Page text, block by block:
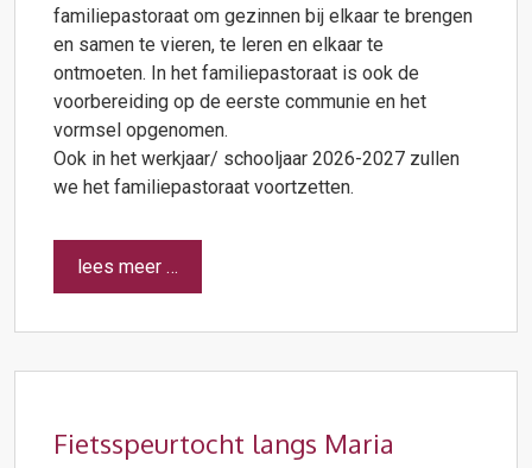
familiepastoraat om gezinnen bij elkaar te brengen
en samen te vieren, te leren en elkaar te
ontmoeten. In het familiepastoraat is ook de
voorbereiding op de eerste communie en het
vormsel opgenomen.
Ook in het werkjaar/ schooljaar 2026-2027 zullen
we het familiepastoraat voortzetten.
lees meer …
Fietsspeurtocht langs Maria